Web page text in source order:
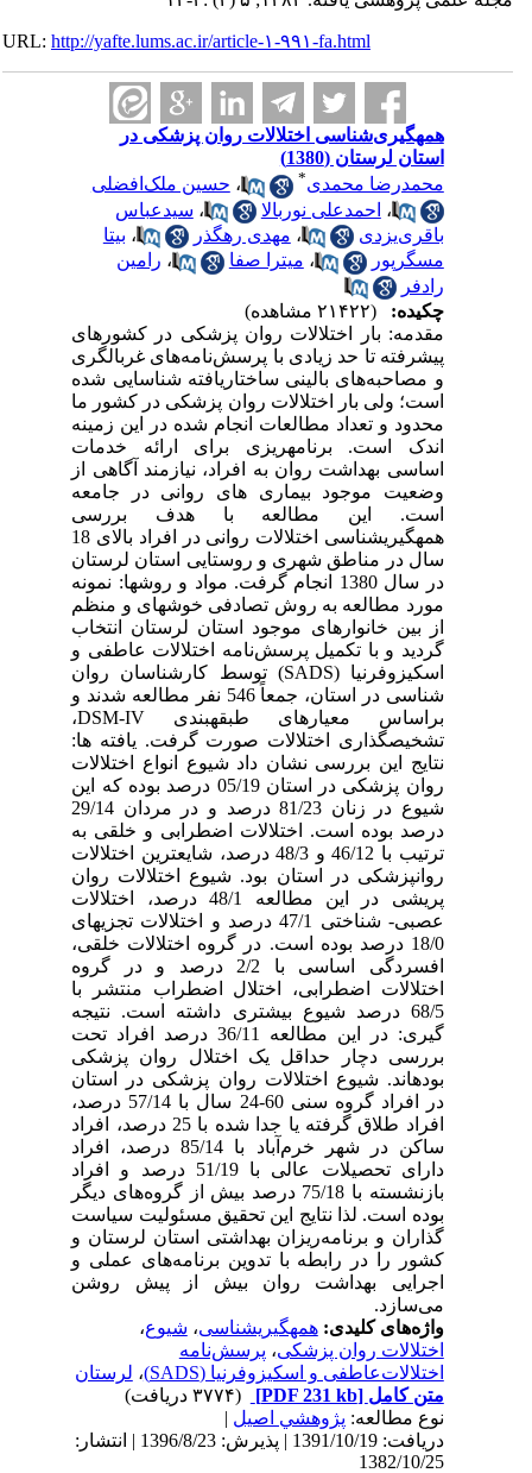
URL:http://yafte.lums.ac.ir/article-۱-۹۹۱-fa.html
همه‏گیری‌شناسی اختلالات روان پزشکی در
استان لرستان (1380)
محمدرضا محمدی* ،حسین ملک‌افضلی
،احمدعلی نوربالا ،سیدعباس
باقری‌یزدی
،مهدی رهگذر ،بیتا
مسگرپور
،میترا صفا ،رامین
رادفر
چکیده:
مقدمه: بار اختلالات روان پزشکی در کشورهای
پیشرفته تا حد زیادی با پرسش‌نامه‌های غربالگری
و مصاحبه‌های بالینی ساختاریافته شناسایی شده
است؛ ولی بار اختلالات روان پزشکی در کشور ما
محدود و تعداد مطالعات انجام شده در این زمینه
اندک است. برنامه‏ریزی برای ارائه خدمات
اساسی بهداشت روان به افراد، نیازمند آگاهی از
وضعیت موجود بیماری های روانی در جامعه
است. این مطالعه با هدف بررسی
همه‏گیری‏شناسی اختلالات روانی در افراد بالای 18
سال در مناطق شهری و روستایی استان لرستان
در سال 1380 انجام گرفت. مواد و روشها: نمونه
مورد مطالعه به روش تصادفی خوشه‏ای و منظم
از بین خانوارهای موجود استان لرستان انتخاب
گردید و با تکمیل پرسش‌نامه اختلالات عاطفی و
اسکیزوفرنیا (SADS) توسط کارشناسان روان
شناسی در استان، جمعاً 546 نفر مطالعه شدند و
براساس معیارهای طبقه‏بندی DSM-IV،
تشخیص‏گذاری اختلالات صورت گرفت. یافته ها:
نتایج این بررسی نشان داد شیوع انواع اختلالات
روان پزشکی در استان 05/19 درصد بوده که این
شیوع در زنان 81/23 درصد و در مردان 29/14
درصد بوده است. اختلالات اضطرابی و خلقی به
ترتیب با 46/12 و 48/3 درصد، شایع‏ترین اختلالات
روانپزشکی در استان بود. شیوع اختلالات روان
پریشی در این مطالعه 48/1 درصد، اختلالات
عصبی- شناختی 47/1 درصد و اختلالات تجزیه‏ای
18/0 درصد بوده است. در گروه اختلالات خلقی،
افسردگی اساسی با 2/2 درصد و در گروه
اختلالات اضطرابی، اختلال اضطراب منتشر با
68/5 درصد شیوع بیشتری داشته ‏است. نتیجه
گیری: در این مطالعه 36/11 درصد افراد تحت
بررسی دچار حداقل یک اختلال روان پزشکی
بوده‏اند. شیوع اختلالات روان پزشکی در استان
در افراد گروه سنی 60-24 سال با 57/14 درصد،
افراد طلاق گرفته یا جدا شده با 25 درصد، افراد
ساکن در شهر خرم‌آباد با 85/14 درصد، افراد
دارای تحصیلات عالی با 51/19 درصد و افراد
بازنشسته با 75/18 درصد بیش از گروه‌های دیگر
بوده است. لذا نتایج این تحقیق مسئولیت سیاست
گذاران و برنامه‌ریزان بهداشتی استان لرستان و
کشور را در رابطه با تدوین برنامه‌های عملی و
اجرایی بهداشت روان بیش از پیش روشن
می‌سازد.
واژه‌های کلیدی:همه‏گیری‏شناسی،شیوع،
اختلالات روان پزشکی،پرسش‌نامه
اختلالات‌عاطفی و اسکیزوفرنیا (SADS)
،لرستان
متن کامل[PDF 231 kb]
نوع مطالعه:پژوهشي اصیل|
دریافت: 1391/10/19 | پذیرش: 1396/8/23 | انتشار:
1382/10/25